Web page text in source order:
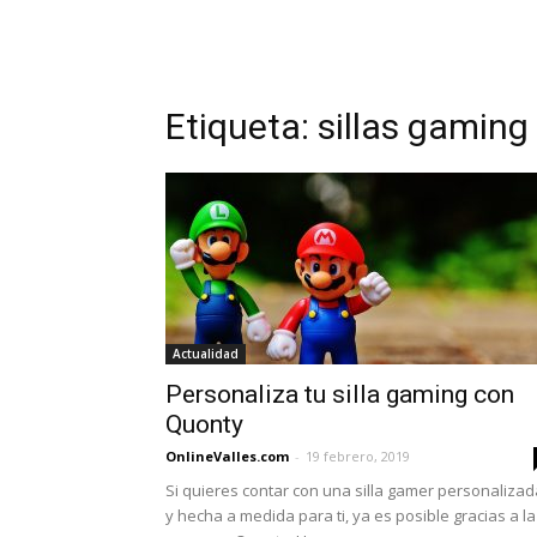
Etiqueta: sillas gaming
Actualidad
Personaliza tu silla gaming con
Quonty
OnlineValles.com - 19 febrero, 2019
Si quieres contar con una silla gamer
y hecha a medida para ti, ya es posible gracias a la